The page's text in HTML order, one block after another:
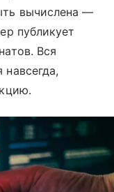
вычислена —
публикует
Вся